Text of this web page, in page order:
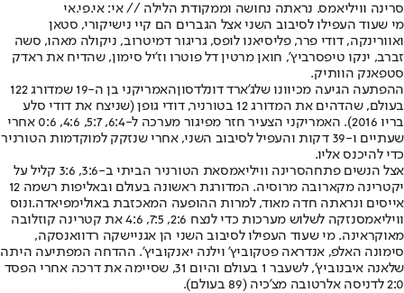
סרינה וויליאמס. נראתה נחושה וממקודת הלילה // אי: אי.פי.אי
מי שעוד העפילו לסיבוב השני אצל הגברים הם קיי נישיקורי, סטאן
ואוורינקה, דודי פרר, פליסיאנו לופס, גריגור דמיטרוב, ניקולה מאהו, סשה
זברב, ינקו טיפסרביץ', חואן מרטין דל פוטרו וז'יל סימון, שהדיח את ראדק
סטפאנק הוותיק.
ההפתעה הגיעה מכיוונו שלג'ארד דונלדסון
האמריקני בן ה-19 שמדורג 122
בעולם, שהדהים את המדורג 12 בטורניר, דודי גופן (שניצח את דודי סלע
בריו 2016). האמריקני הצעיר חזר מפיגור מערכה ל-6:4, 5:7, 4:6, 0:6 אחרי
שעתיים ו-39 דקות והעפיל לסיבוב השני, אחרי שנזקק למוקדמות הטורניר
כדי להיכנס אליו.
אצל הנשים פתחהסרינה וויליאמס
את הטורניר הביתי ב-3:6, 3:6 קליל על
יקטרינה מקארובה מרוסיה. המדורגת ראשונה בעולם ובאליפות רשמה 12
אייסים ונראתה חדה מאוד, למרות ההופעה המאכזבת באולימפיאדה.ונוס
וויליאמס
נזקה לשלוש מערכות כדי לנצח 2:6, 7:5, 4:6 את קטרינה קוזלובה
מאוקראינה. מי שעוד העפילו לסיבוב השני הן אגניישקה רדוואנסקה,
סימונה האלפ, אנדראה פטקוביץ' וילנה יאנקוביץ'. ההדחה המפתיעה היתה
שלאנה איבנוביץ'
, לשעבר 1 בעולם והיום 31, שסיימה את דרכה אחרי הפסד
2:0 לדניסה אלרטובה מצ'כיה (89 בעולם).